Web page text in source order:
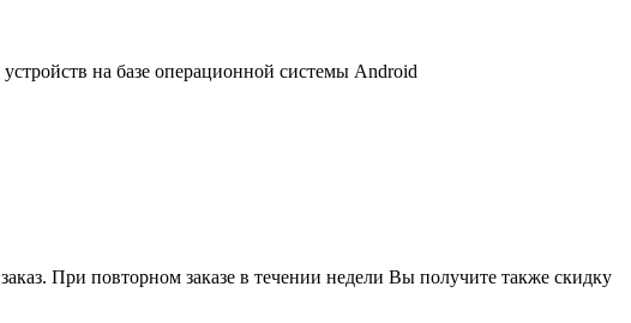
на базе операционной системы Android
При повторном заказе в течении недели Вы получите также скидку